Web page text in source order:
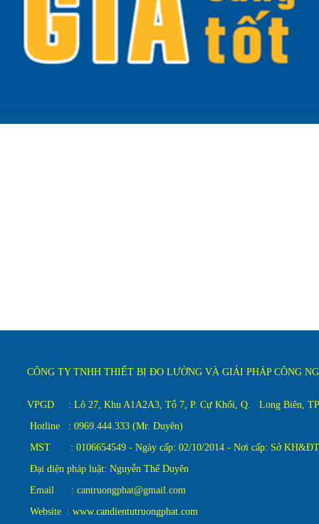
CÔNG TY TNHH THIẾT BỊ ĐO LƯỜNG VÀ GIẢI PHÁP CÔNG
VPGD : Lô 27, Khu A1A2A3, Tổ 7, P. Cự Khối, Q. Long Biên,
Hotline : 0969.444.333 (Mr. Duyên)
MST : 0106654549 - Ngày cấp: 02/10/2014 - Nơi cấp: Sở
Đại diện pháp luật: Nguyễn Thế Duyên
Email : cantruongphat@gmail.com
Website : www.candientutruongphat.com